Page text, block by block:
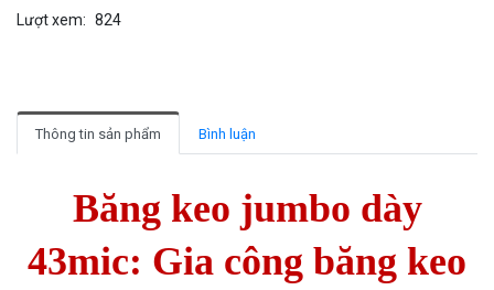
Lượt xem: 824
Thông tin sản phẩm Bình luận
Băng keo jumbo dày
43mic: Gia công băng keo